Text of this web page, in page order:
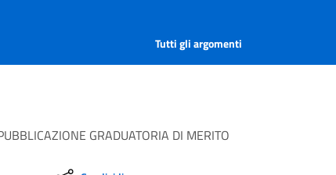
Tutti gli argomenti
GRADUATORIA DI MERITO